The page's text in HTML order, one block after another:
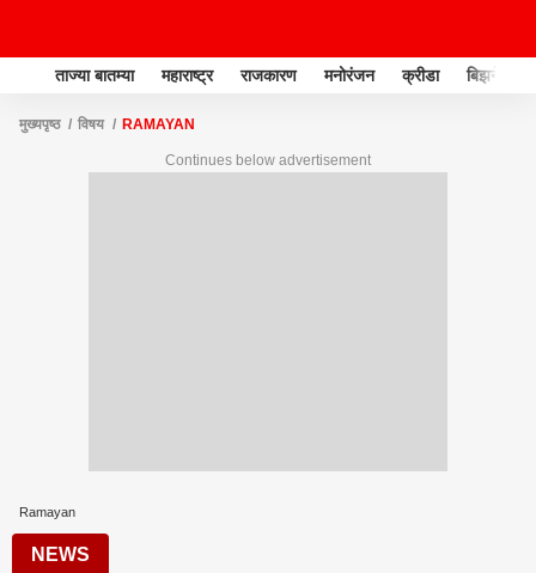
ताज्या बातम्या महाराष्ट्र राजकारण मनोरंजन क्रीडा बिझनेस
मुख्यपृष्ठ विषय RAMAYAN
Continues below advertisement
Ramayan
NEWS